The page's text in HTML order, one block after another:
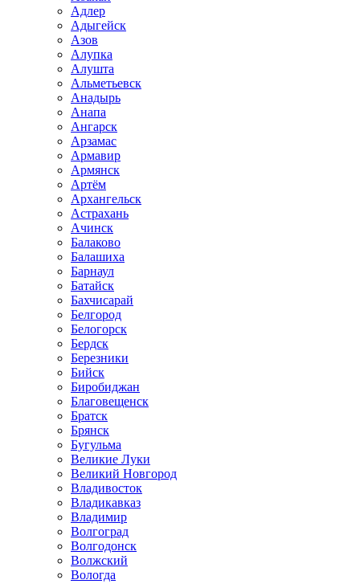
Адлер
Адыгейск
Азов
Алупка
Алушта
Альметьевск
Анадырь
Анапа
Ангарск
Арзамас
Армавир
Армянск
Артём
Архангельск
Астрахань
Ачинск
Балаково
Балашиха
Барнаул
Батайск
Бахчисарай
Белгород
Белогорск
Бердск
Березники
Бийск
Биробиджан
Благовещенск
Братск
Брянск
Бугульма
Великие Луки
Великий Новгород
Владивосток
Владикавказ
Владимир
Волгоград
Волгодонск
Волжский
Вологда